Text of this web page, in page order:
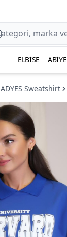
ELBISE ABIYE
ADYES Sweatshirt